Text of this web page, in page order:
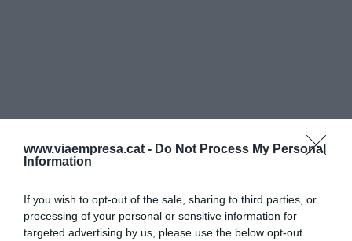
www.viaempresa.cat - Do Not Process My Personal
Information
If you wish to opt-out of the sale, sharing to third parties, or
processing of your personal or sensitive information for
targeted advertising by us, please use the below opt-out